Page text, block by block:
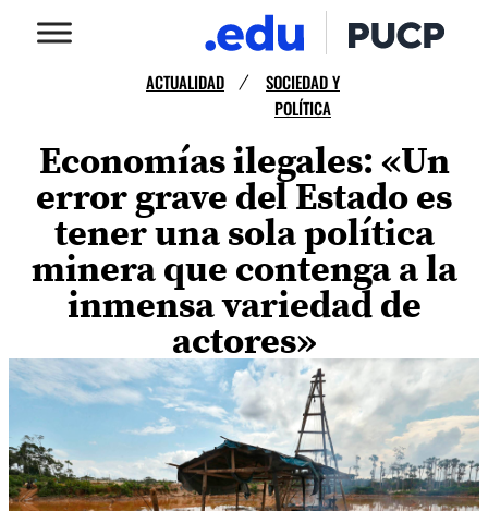
ACTUALIDAD /
SOCIEDAD Y
POLÍTICA
Economías ilegales: «Un
error grave del Estado es
tener una sola política
minera que contenga a la
inmensa variedad de
actores»